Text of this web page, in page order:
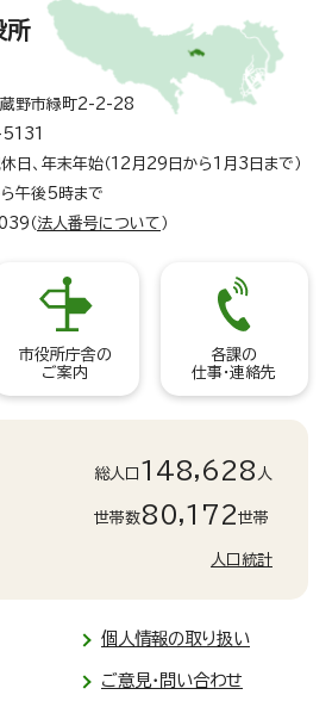
所
野市緑町2-2-28
休日、年末年始（12月29日から1月3日まで）
午後5時まで
（ 法人番号について ）
市役所庁舎の
ご案内
各課の
仕事・連絡先
総人口 148,628 人
世帯数80,172世帯
人口統計
個人情報の取り扱い
ご意見・問い合わせ